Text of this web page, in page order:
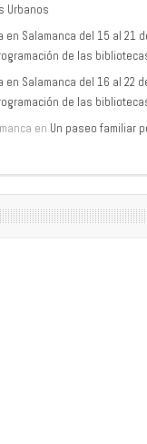
Urbanos
en Salamanca del 15 al 21
de las
en Salamanca del 16 al 22
de las
en Un paseo familiar